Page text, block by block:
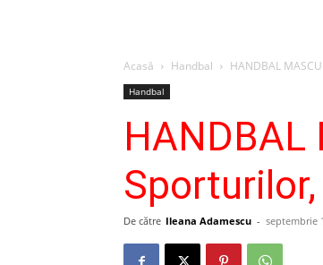
Acasă Handbal HANDBAL
Handbal
HANDBAL
De către Ileana Adamescu - septembrie